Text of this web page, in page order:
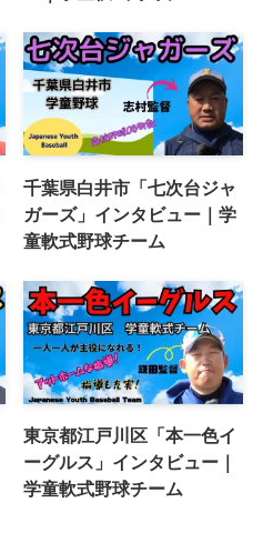
千葉県白井市「七次台ジャ
ガーズ」インタビュー｜学
童軟式野球チーム
東京都江戸川区「本一色イ
ーグルス」インタビュー｜
学童軟式野球チーム